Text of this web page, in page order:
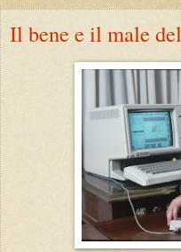
Il bene e il male